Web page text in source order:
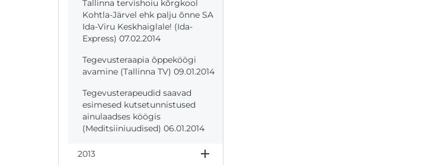
Tallinna tervishoiu kõrgkool
Kohtla-Järvel ehk palju õnne SA
Ida-Viru Keskhaiglale! (Ida-
Express) 07.02.2014
Tegevusteraapia õppeköögi
avamine (Tallinna TV) 09.01.2014
Tegevusterapeudid saavad
esimesed kutsetunnistused
ainulaadses köögis
(Meditsiiniuudised) 06.01.2014
2013